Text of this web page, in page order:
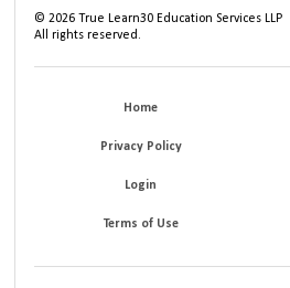
©2026 True Learn30 Education Services LLP
All rights reserved.
Home
Privacy Policy
Login
Terms of Use